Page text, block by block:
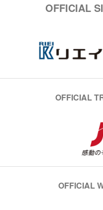
OFFICIAL
OFFICIAL
OFFICIAL